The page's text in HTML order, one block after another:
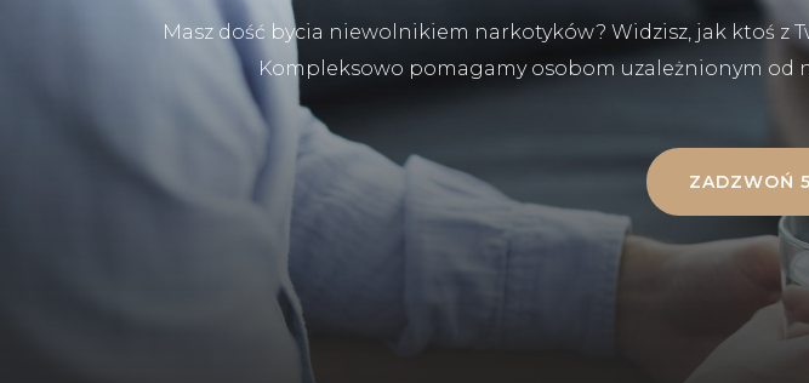
Masz dość bycia niewolnikiem narkotyków? Widzisz, jak ktoś
Kompleksowo pomagamy osobom uzależnionym
ZADZWOŃ